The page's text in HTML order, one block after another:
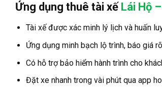
Ứng dụng thuê tài xế Lái Hộ
Tài xế được xác minh lý lịch và huấn
Ứng dụng minh bạch lộ trình, báo giá
Có hỗ trợ bảo hiểm hành trình cho
Đặt xe nhanh trong vài phút qua app